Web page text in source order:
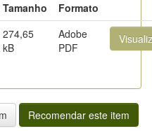
Tamanho
Formato
274,65
kB
Adobe
PDF
Recomendar este item